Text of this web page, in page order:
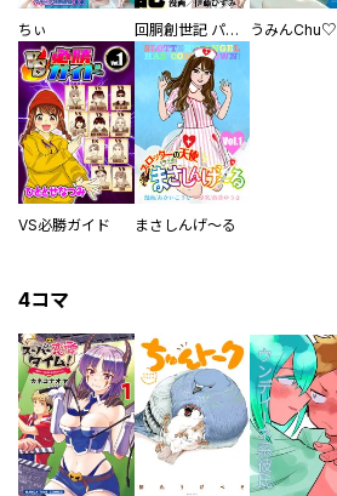
ちぃ 回胴創世記 パチスロを創った男達 うみんChu♡
VS必勝ガイド まさしんげ～る
4コマ